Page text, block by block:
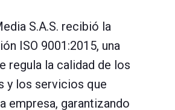
S.A.S. recibió la
ISO 9001:2015, una
regula la calidad de los
y los servicios que
empresa, garantizando